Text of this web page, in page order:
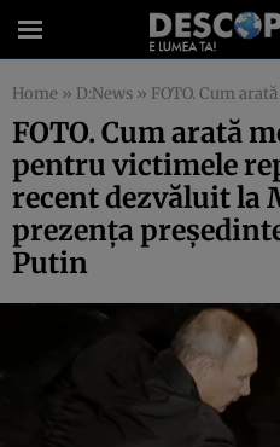
Home » D:News » FOTO. Cum arată monumentul pentru
FOTO. Cum arată
pentru victimele
recent dezvăluit la
prezenţa
Putin